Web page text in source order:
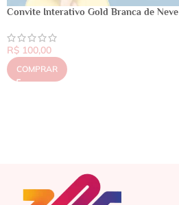
Convite Interativo Gold Branca de Neve
R$ 100,00
COMPRAR